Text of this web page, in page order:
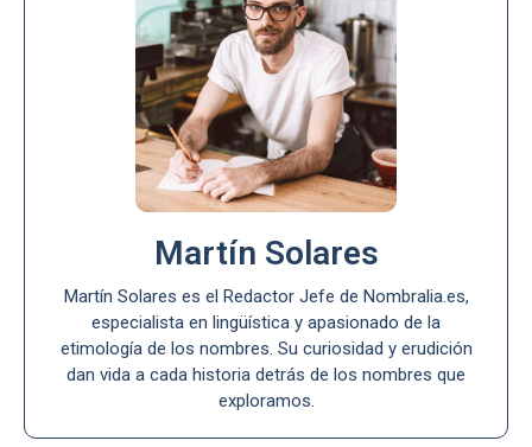
Martín Solares
Martín Solares es el Redactor Jefe de Nombralia.es,
especialista en lingüística y apasionado de la
etimología de los nombres. Su curiosidad y erudición
dan vida a cada historia detrás de los nombres que
exploramos.